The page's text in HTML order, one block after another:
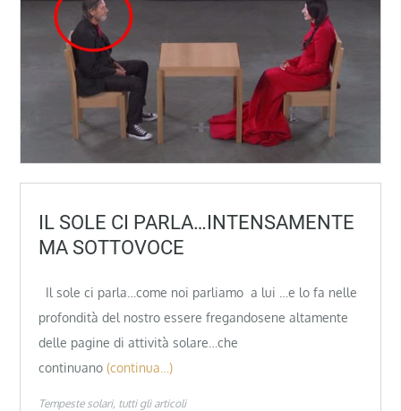
IL SOLE CI PARLA…INTENSAMENTE
MA SOTTOVOCE
Il sole ci parla…come noi parliamo a lui …e lo fa nelle
profondità del nostro essere fregandosene altamente
delle pagine di attività solare…che
continuano (continua…)
Tempeste solari tutti gli articoli